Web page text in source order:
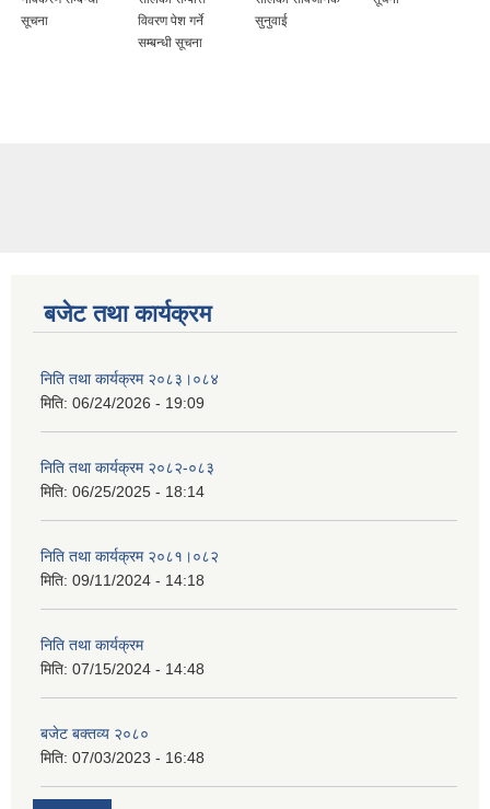
विवरण पेश गर्ने
सुनुवाई
बजेट तथा कार्यक्रम
निति तथा कार्यक्रम २०८३।०८४
मिति: 06/24/2026 - 19:09
निति तथा कार्यक्रम २०८२-०८३
मिति: 06/25/2025 - 18:14
निति तथा कार्यक्रम २०८१।०८२
मिति: 09/11/2024 - 14:18
निति तथा कार्यक्रम
मिति: 07/15/2024 - 14:48
बजेट बक्तव्य २०८०
मिति: 07/03/2023 - 16:48